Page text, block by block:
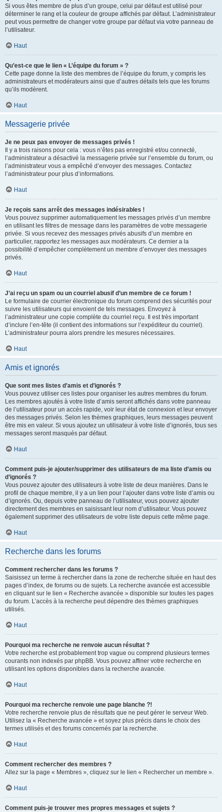
Si vous êtes membre de plus d’un groupe, celui par défaut est utilisé pour
déterminer le rang et la couleur de groupe affichés par défaut. L’administrateur
peut vous permettre de changer votre groupe par défaut via votre panneau de
l’utilisateur.
Haut
Qu’est-ce que le lien « L’équipe du forum » ?
Cette page donne la liste des membres de l’équipe du forum, y compris les
administrateurs et modérateurs ainsi que d’autres détails tels que les forums
qu’ils modèrent.
Haut
Messagerie privée
Je ne peux pas envoyer de messages privés !
Il y a trois raisons pour cela : vous n’êtes pas enregistré et/ou connecté,
l’administrateur a désactivé la messagerie privée sur l’ensemble du forum, ou
l’administrateur vous a empêché d’envoyer des messages. Contactez
l’administrateur pour plus d’informations.
Haut
Je reçois sans arrêt des messages indésirables !
Vous pouvez supprimer automatiquement les messages privés d’un membre
en utilisant les filtres de message dans les paramètres de votre messagerie
privée. Si vous recevez des messages privés abusifs d’un membre en
particulier, rapportez les messages aux modérateurs. Ce dernier a la
possibilité d’empêcher complètement un membre d’envoyer des messages
privés.
Haut
J’ai reçu un spam ou un courriel abusif d’un membre de ce forum !
Le formulaire de courrier électronique du forum comprend des sécurités pour
suivre les utilisateurs qui envoient de tels messages. Envoyez à
l’administrateur une copie complète du courriel reçu. Il est très important
d’inclure l’en-tête (il contient des informations sur l’expéditeur du courriel).
L’administrateur pourra alors prendre les mesures nécessaires.
Haut
Amis et ignorés
Que sont mes listes d’amis et d’ignorés ?
Vous pouvez utiliser ces listes pour organiser les autres membres du forum.
Les membres ajoutés à votre liste d’amis seront affichés dans votre panneau
de l’utilisateur pour un accès rapide, voir leur état de connexion et leur envoyer
des messages privés. Selon les thèmes graphiques, leurs messages peuvent
être mis en valeur. Si vous ajoutez un utilisateur à votre liste d’ignorés, tous ses
messages seront masqués par défaut.
Haut
Comment puis-je ajouter/supprimer des utilisateurs de ma liste d’amis ou
d’ignorés ?
Vous pouvez ajouter des utilisateurs à votre liste de deux manières. Dans le
profil de chaque membre, il y a un lien pour l’ajouter dans votre liste d’amis ou
d’ignorés. Ou, depuis votre panneau de l’utilisateur, vous pouvez ajouter
directement des membres en saisissant leur nom d’utilisateur. Vous pouvez
également supprimer des utilisateurs de votre liste depuis cette même page.
Haut
Recherche dans les forums
Comment rechercher dans les forums ?
Saisissez un terme à rechercher dans la zone de recherche située en haut des
pages d’index, de forums ou de sujets. La recherche avancée est accessible
en cliquant sur le lien « Recherche avancée » disponible sur toutes les pages
du forum. L’accès à la recherche peut dépendre des thèmes graphiques
utilisés.
Haut
Pourquoi ma recherche ne renvoie aucun résultat ?
Votre recherche est probablement trop vague ou comprend plusieurs termes
courants non indexés par phpBB. Vous pouvez affiner votre recherche en
utilisant les options disponibles dans la recherche avancée.
Haut
Pourquoi ma recherche renvoie une page blanche ?!
Votre recherche renvoie plus de résultats que ne peut gérer le serveur Web.
Utilisez la « Recherche avancée » et soyez plus précis dans le choix des
termes utilisés et des forums concernés par la recherche.
Haut
Comment rechercher des membres ?
Allez sur la page « Membres », cliquez sur le lien « Rechercher un membre ».
Haut
Comment puis-je trouver mes propres messages et sujets ?